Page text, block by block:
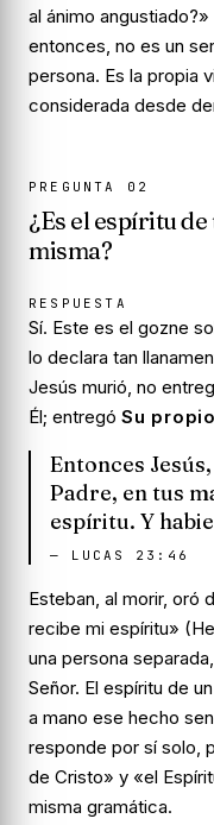
al ánimo
entonces, no es un
persona. Es la propia
considerada desde
PREGUNTA 02
¿Es el espíritu
misma?
RESPUESTA
Sí. Este es el gozne
lo declara tan
Jesús murió, no
Él; entregó Su
Entonces
Padre, en tus
espíritu. Y
— LUCAS 23:46
Esteban, al morir, oró
recibe mi espíritu»
una persona
Señor. El espíritu de
a mano ese hecho
responde por sí solo,
de Cristo» y «el
misma gramática.